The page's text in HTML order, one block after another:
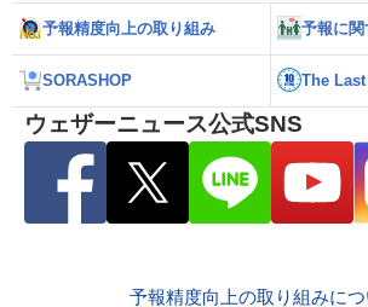
予報精度向上の取り組み 予報に関
SORASHOP The
ウェザーニュース公式SNS
予報精度向上の取り組みにつ